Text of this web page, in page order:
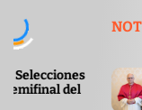
El papa